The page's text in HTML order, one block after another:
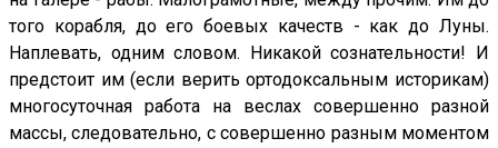
того корабля, до его боевых качеств - как до Луны.
Наплевать, одним словом. Никакой сознательности! И
предстоит им (если верить ортодоксальным историкам)
многосуточная работа на веслах совершенно разной
массы, следовательно, с совершенно разным моментом